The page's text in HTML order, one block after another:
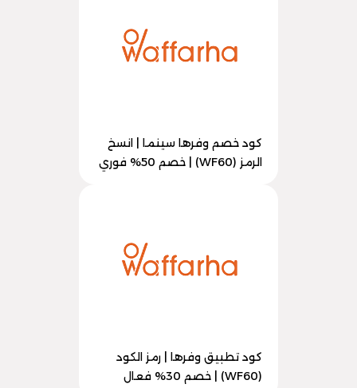
كود خصم وفرها سينما | انسخ
الرمز (WF60) | خصم 50% فوري
كود تطبيق وفرها | رمز الكود
(WF60) | خصم 30% فعال